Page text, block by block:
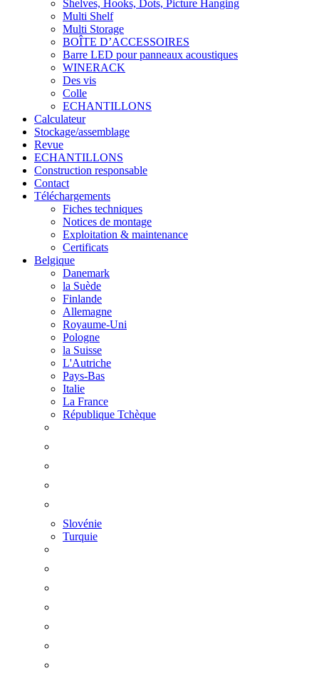
Shelves, Hooks, Dots, Picture Hanging
Multi Shelf
Multi Storage
BOÎTE D’ACCESSOIRES
Barre LED pour panneaux acoustiques
WINERACK
Des vis
Colle
ECHANTILLONS
Calculateur
Stockage/assemblage
Revue
ECHANTILLONS
Construction responsable
Contact
Téléchargements
Fiches techniques
Notices de montage
Exploitation & maintenance
Certificats
Belgique
Danemark
la Suède
Finlande
Allemagne
Royaume-Uni
Pologne
la Suisse
L'Autriche
Pays-Bas
Italie
La France
République Tchèque
Slovénie
Turquie